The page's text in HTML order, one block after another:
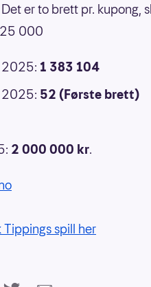
er to brett pr. kupong,
000
2025:1 383 104
2025: 52 (Første brett)
2 000 000 kr.
Tippings spill her